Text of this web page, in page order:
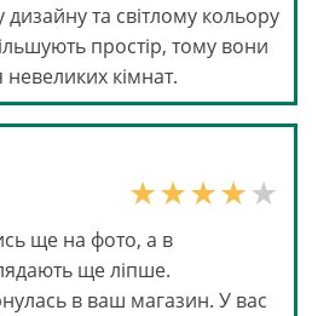
та світлому кольору
простір, тому вони
невеликих кімнат.
ще на фото, а в
ще ліпше.
в ваш магазин. У вас